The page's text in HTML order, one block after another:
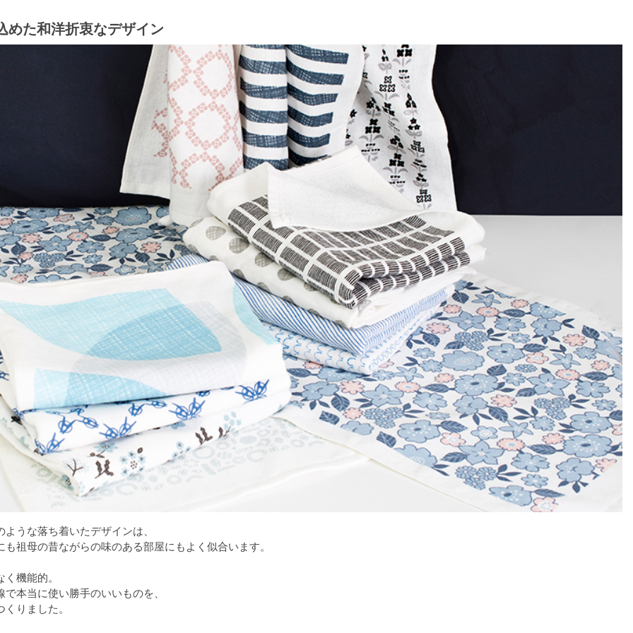
めた和洋折衷なデザイン
うな落ち着いたデザインは、
も祖母の昔ながらの味のある部屋にもよく似合います。
機能的。
本当に使い勝手のいいものを、
りました。